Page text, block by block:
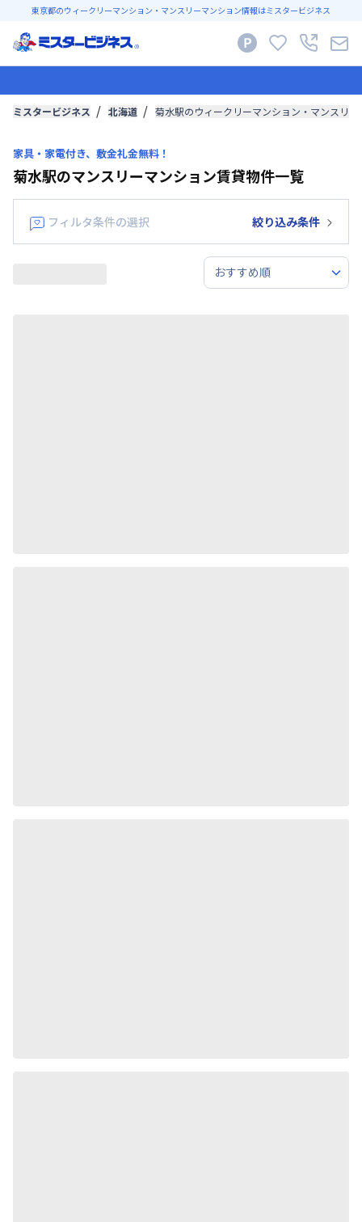
東京都のウィークリーマンション・マンスリーマンション情報はミスタービジネス
ミスタービジネス 北海道 菊水駅のウィークリーマンション・マンスリ
家具・家電付き、敷金礼金無料！
菊水駅のマンスリーマンション賃貸物件一覧
フィルタ条件の選択 絞り込み条件